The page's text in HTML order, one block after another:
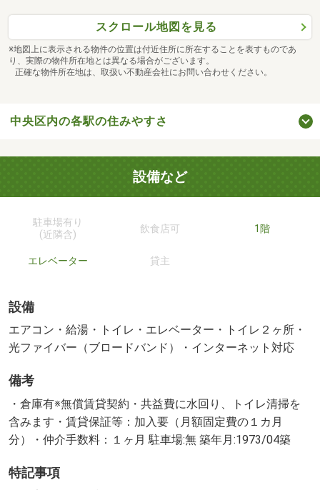
スクロール地図を見る
※地図上に表示される物件の位置は付近住所に所在することを表すものであ
り、実際の物件所在地とは異なる場合がございます。
正確な物件所在地は、取扱い不動産会社にお問い合わせください。
中央区内の各駅の住みやすさ
設備など
駐車場有り
(近隣含)
飲食店可 1階
エレベーター 貸主
設備
エアコン・給湯・トイレ・エレベーター・トイレ２ヶ所・
光ファイバー（ブロードバンド）・インターネット対応
備考
・倉庫有※無償賃貸契約・共益費に水回り、トイレ清掃を
含みます・賃貸保証等：加入要（月額固定費の１カ月
分）・仲介手数料：１ヶ月 駐車場:無 築年月:1973/04築
特記事項